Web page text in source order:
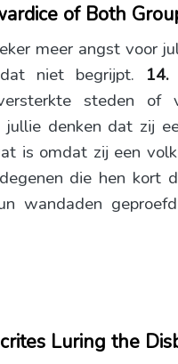
of Both
meer angst voor
niet begrijpt. 14.
steden of
denken dat zij
is omdat zij een
die hen kort
wandaden
Luring the